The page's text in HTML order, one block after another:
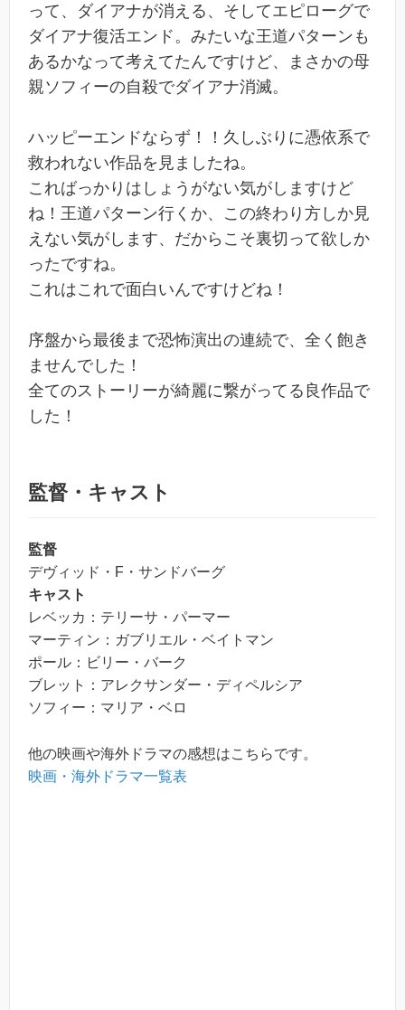
って、ダイアナが消える、そしてエピローグで
ダイアナ復活エンド。みたいな王道パターンも
あるかなって考えてたんですけど、まさかの母
親ソフィーの自殺でダイアナ消滅。
ハッピーエンドならず！！久しぶりに憑依系で
救われない作品を見ましたね。
こればっかりはしょうがない気がしますけど
ね！王道パターン行くか、この終わり方しか見
えない気がします、だからこそ裏切って欲しか
ったですね。
これはこれで面白いんですけどね！
序盤から最後まで恐怖演出の連続で、全く飽き
ませんでした！
全てのストーリーが綺麗に繋がってる良作品で
した！
監督・キャスト
監督
デヴィッド・F・サンドバーグ
キャスト
レベッカ：テリーサ・パーマー
マーティン：ガブリエル・ベイトマン
ポール：ビリー・バーク
ブレット：アレクサンダー・ディペルシア
ソフィー：マリア・ベロ
他の映画や海外ドラマの感想はこちらです。
映画・海外ドラマ一覧表